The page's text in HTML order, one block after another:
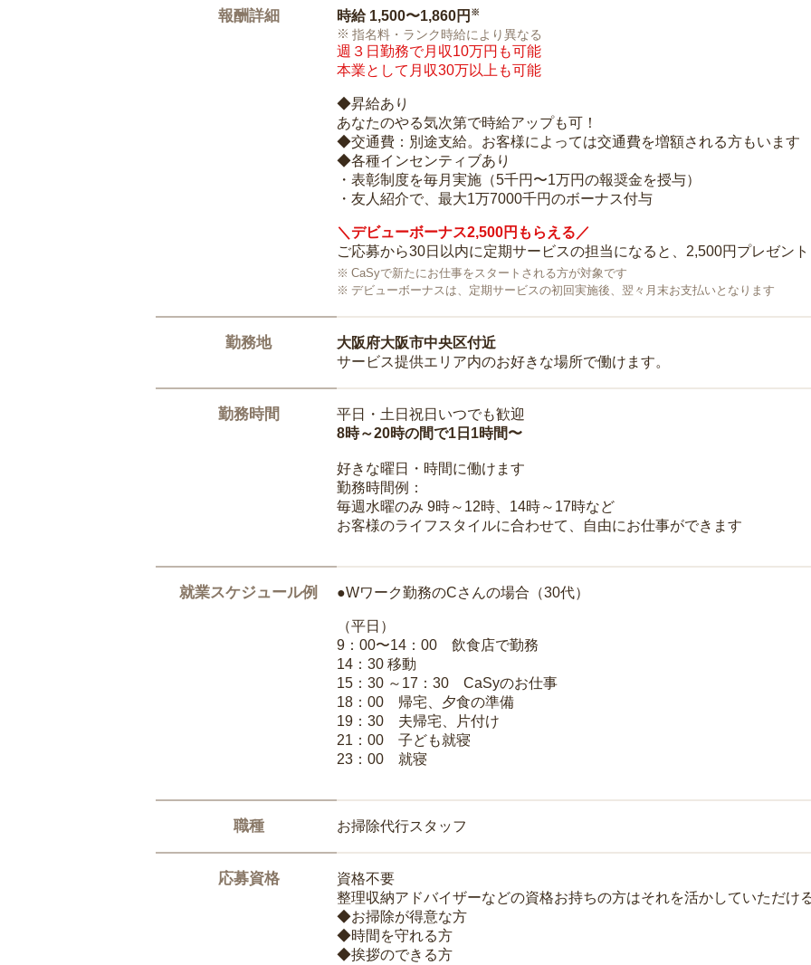
報酬詳細 時給 1,500〜1,860円 ※
指名料・ランク時給により異なる
週３日勤務で月収10万円も可能
本業として月収30万以上も可能
◆昇給あり
あなたのやる気次第で時給アップも可！
◆交通費：別途支給。お客様によっては交通費を増額される方もいます
◆各種インセンティブあり
・表彰制度を毎月実施（5千円〜1万円の報奨金を授与）
・友人紹介で、最大1万7000千円のボーナス付与
＼デビューボーナス2,500円もらえる／
ご応募から30日以内に定期サービスの担当になると、2,500円プレゼント
CaSyで新たにお仕事をスタートされる方が対象です
デビューボーナスは、定期サービスの初回実施後、翌々月末お支払いとなります
勤務地
大阪府大阪市中央区付近
サービス提供エリア内のお好きな場所で働けます。
勤務時間
平日・土日祝日いつでも歓迎
8時～20時の間で1日1時間〜
好きな曜日・時間に働けます
勤務時間例：
毎週水曜のみ 9時～12時、14時～17時など
お客様のライフスタイルに合わせて、自由にお仕事ができます
就業スケジュール例 ●Wワーク勤務のCさんの場合（30代）
（平日）
9：00〜14：00 飲食店で勤務
14：30 移動
15：30 ～17：30 CaSyのお仕事
18：00 帰宅、夕食の準備
19：30 夫帰宅、片付け
21：00 子ども就寝
23：00 就寝
職種 お掃除代行スタッフ
応募資格
資格不要
整理収納アドバイザーなどの資格お持ちの方はそれを活かしていただけ
◆お掃除が得意な方
◆時間を守れる方
◆挨拶のできる方